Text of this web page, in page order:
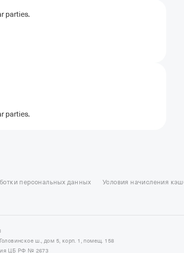
parties.
parties.
Отель Гринвуд
Еще
персональных данных Условия начисления
ш., дом 5, корп. 1, помещ. 158
ЦБ РФ № 2673